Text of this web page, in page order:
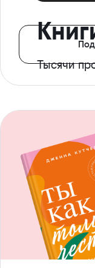
Тысячи
с